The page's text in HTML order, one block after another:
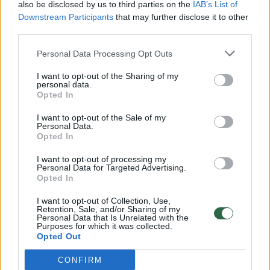
also be disclosed by us to third parties on the IAB’s List of
Downstream Participants that may further disclose it to other
Personal Data Processing Opt Outs
I want to opt-out of the Sharing of my
personal data.
Opted In
I want to opt-out of the Sale of my
Personal Data.
Opted In
I want to opt-out of processing my
Personal Data for Targeted Advertising.
Opted In
I want to opt-out of Collection, Use,
Retention, Sale, and/or Sharing of my
Personal Data that Is Unrelated with the
Purposes for which it was collected.
Opted Out
CONFIRM
Žinios | Lietuvos diena
Vaizdai iš tragiškos avarijos Vilniaus r.: dviejų moterų ir
Žinios | Lietuvos diena
00:00:59
Nufilmavo, kaip patvino Vilniaus Vakarinis aplinkkelis:
vaizdas pribloškia
Žinios | Lietuvos diena
„Pagarba pirmajai premjerei“: pasidalijo jautriais
prisiminimais apie Kazimierą Prunskienę
Žinios | Lietuvos diena